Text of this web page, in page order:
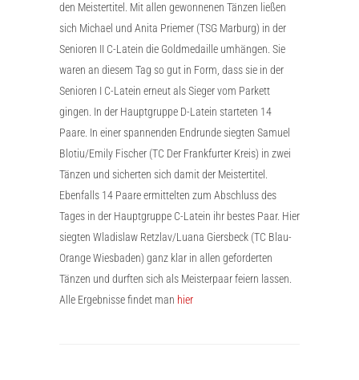
den Meistertitel. Mit allen gewonnenen Tänzen ließen
sich Michael und Anita Priemer (TSG Marburg) in der
Senioren II C-Latein die Goldmedaille umhängen. Sie
waren an diesem Tag so gut in Form, dass sie in der
Senioren I C-Latein erneut als Sieger vom Parkett
gingen. In der Hauptgruppe D-Latein starteten 14
Paare. In einer spannenden Endrunde siegten Samuel
Blotiu/Emily Fischer (TC Der Frankfurter Kreis) in zwei
Tänzen und sicherten sich damit der Meistertitel.
Ebenfalls 14 Paare ermittelten zum Abschluss des
Tages in der Hauptgruppe C-Latein ihr bestes Paar. Hier
siegten Wladislaw Retzlav/Luana Giersbeck (TC Blau-
Orange Wiesbaden) ganz klar in allen geforderten
Tänzen und durften sich als Meisterpaar feiern lassen.
Alle Ergebnisse findet man hier